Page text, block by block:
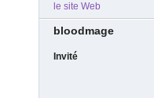
le site Web
bloodmage
Invité